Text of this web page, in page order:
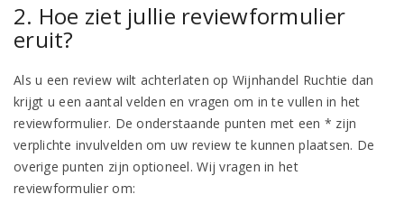
2. Hoe ziet jullie reviewformulier
eruit?
Als u een review wilt achterlaten op Wijnhandel Ruchtie dan
krijgt u een aantal velden en vragen om in te vullen in het
reviewformulier. De onderstaande punten met een * zijn
verplichte invulvelden om uw review te kunnen plaatsen. De
overige punten zijn optioneel. Wij vragen in het
reviewformulier om: